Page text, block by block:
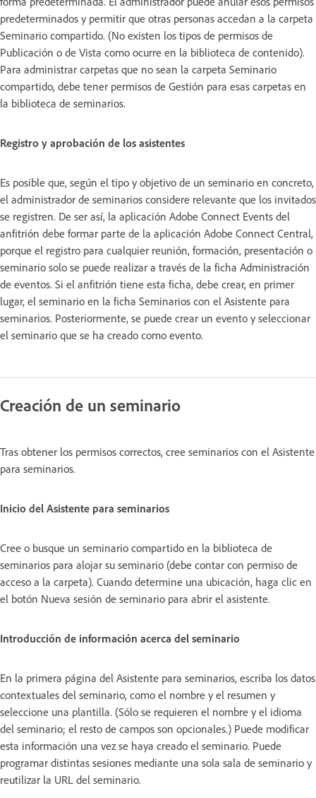
predeterminados y permitir que otras personas accedan a la carpeta
Seminario compartido. (No existen los tipos de permisos de
Publicación o de Vista como ocurre en la biblioteca de contenido).
Para administrar carpetas que no sean la carpeta Seminario
compartido, debe tener permisos de Gestión para esas carpetas en
la biblioteca de seminarios.
Registro y aprobación de los asistentes
Es posible que, según el tipo y objetivo de un seminario en concreto,
el administrador de seminarios considere relevante que los invitados
se registren. De ser así, la aplicación Adobe Connect Events del
anfitrión debe formar parte de la aplicación Adobe Connect Central,
porque el registro para cualquier reunión, formación, presentación o
seminario solo se puede realizar a través de la ficha Administración
de eventos. Si el anfitrión tiene esta ficha, debe crear, en primer
lugar, el seminario en la ficha Seminarios con el Asistente para
seminarios. Posteriormente, se puede crear un evento y seleccionar
el seminario que se ha creado como evento.
Creación de un seminario
Tras obtener los permisos correctos, cree seminarios con el Asistente
para seminarios.
Inicio del Asistente para seminarios
Cree o busque un seminario compartido en la biblioteca de
seminarios para alojar su seminario (debe contar con permiso de
acceso a la carpeta). Cuando determine una ubicación, haga clic en
el botón Nueva sesión de seminario para abrir el asistente.
Introducción de información acerca del seminario
En la primera página del Asistente para seminarios, escriba los datos
contextuales del seminario, como el nombre y el resumen y
seleccione una plantilla. (Sólo se requieren el nombre y el idioma
del seminario; el resto de campos son opcionales.) Puede modificar
esta información una vez se haya creado el seminario. Puede
programar distintas sesiones mediante una sola sala de seminario y
reutilizar la URL del seminario.